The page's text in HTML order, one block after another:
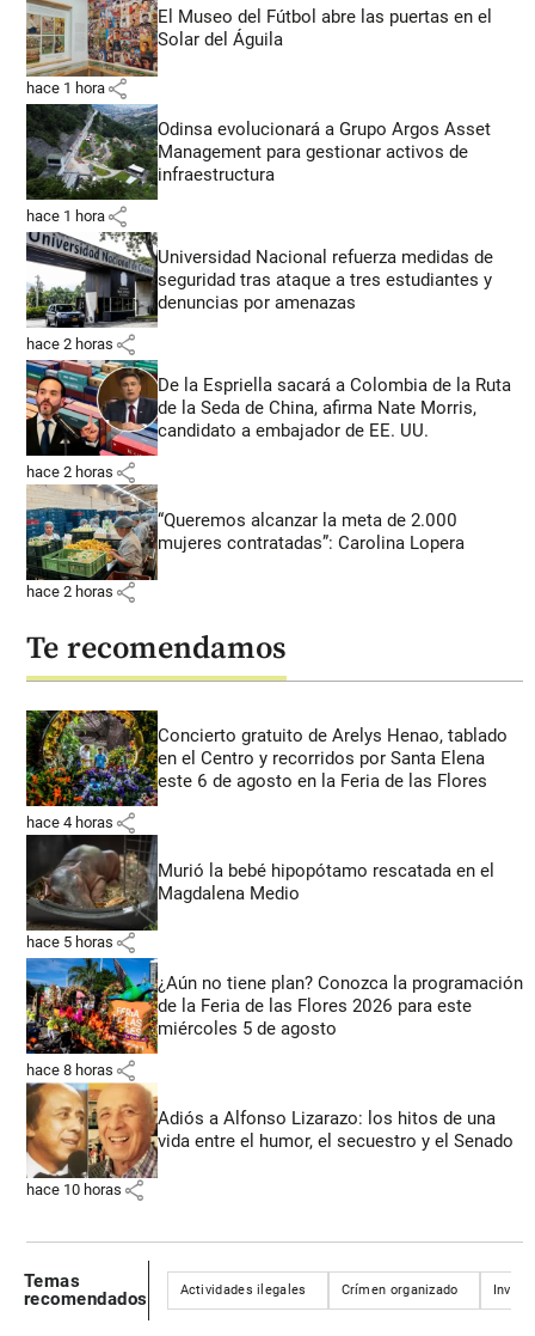
El Museo del Fútbol abre las puertas en el
Solar del Águila
hace 1 hora share
Odinsa evolucionará a Grupo Argos Asset
Management para gestionar activos de
infraestructura
hace 1 hora share
Universidad Nacional refuerza medidas de
seguridad tras ataque a tres estudiantes y
denuncias por amenazas
hace 2 horas share
De la Espriella sacará a Colombia de la Ruta
de la Seda de China, afirma Nate Morris,
candidato a embajador de EE. UU.
hace 2 horas share
“Queremos alcanzar la meta de 2.000
mujeres contratadas”: Carolina Lopera
hace 2 horas share
Te recomendamos
Concierto gratuito de Arelys Henao, tablado
en el Centro y recorridos por Santa Elena
este 6 de agosto en la Feria de las Flores
hace 4 horas share
Murió la bebé hipopótamo rescatada en el
Magdalena Medio
hace 5 horas share
¿Aún no tiene plan? Conozca la programación
de la Feria de las Flores 2026 para este
miércoles 5 de agosto
hace 8 horas share
Adiós a Alfonso Lizarazo: los hitos de una
vida entre el humor, el secuestro y el Senado
hace 10 horas share
Temas
recomendados
Actividades ilegales Crímen organizado